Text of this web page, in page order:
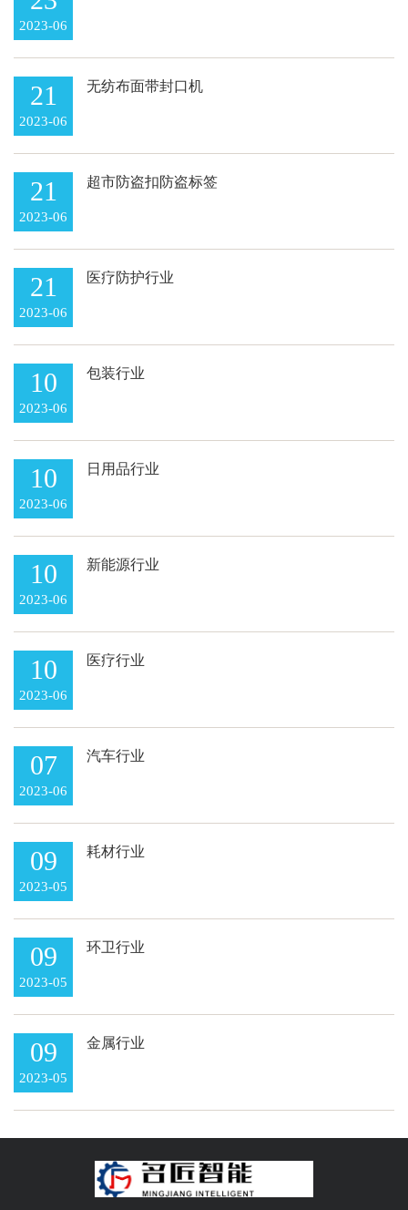
2023-06
21
2023-06
无纺布面带封口机
21
2023-06
超市防盗扣防盗标签
21
2023-06
医疗防护行业
10
2023-06
包装行业
10
2023-06
日用品行业
10
2023-06
新能源行业
10
2023-06
医疗行业
07
2023-06
汽车行业
09
2023-05
耗材行业
09
2023-05
环卫行业
09
2023-05
金属行业